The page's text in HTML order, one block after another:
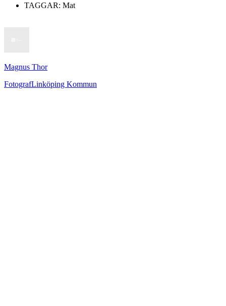
TAGGAR: Mat
Magnus Thor
FotografLinköping Kommun